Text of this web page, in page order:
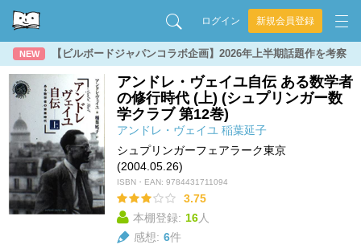
ログイン 新規会員登録
NEW 【ビルボードジャパンコラボ企画】2026年上半期話題作を考察
アンドレ・ヴェイユ自伝 ある数学者
の修行時代 (上) (シュプリンガー数
学クラブ 第12巻)
アンドレ・ヴェイユ 稲葉延子
シュプリンガーフェアラーク東京
(2004.05.26)
ISBN・EAN: 9784431711094
3.75
本棚登録: 16人
感想: 6件